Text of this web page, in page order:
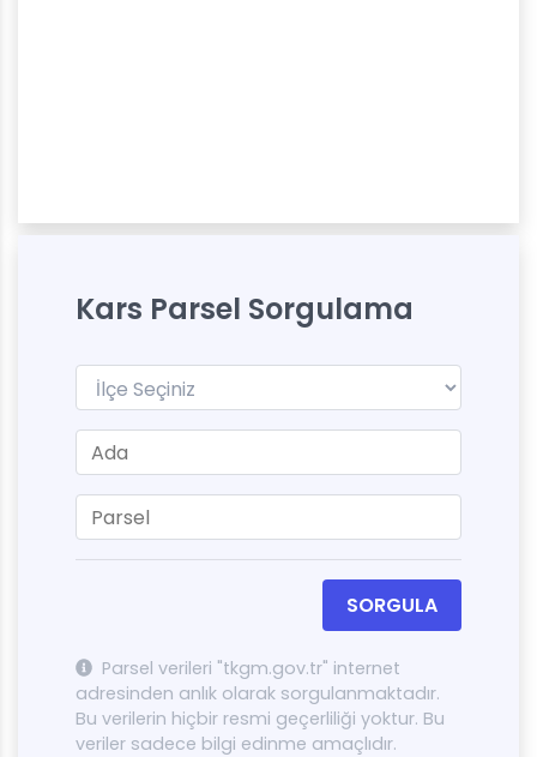
Kars Parsel Sorgulama
SORGULA
Parsel verileri "tkgm.gov.tr" internet
adresinden anlık olarak sorgulanmaktadır.
Bu verilerin hiçbir resmi geçerliliği yoktur. Bu
veriler sadece bilgi edinme amaçlıdır.